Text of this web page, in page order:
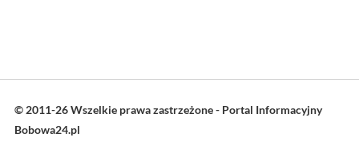
© 2011-26 Wszelkie prawa zastrzeżone - Portal Informacyjny
Bobowa24.pl